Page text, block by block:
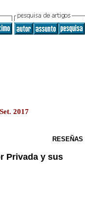
2017
RESEÑAS
Privada y sus